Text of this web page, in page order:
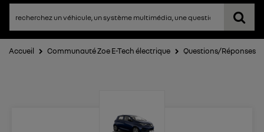
Accueil Communauté Zoe E-Tech électrique Questions/Réponses